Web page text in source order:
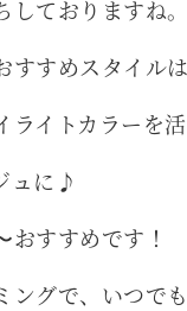
しておりますね。
すすめスタイルは
ライトカラーを
ュに♪
おすすめです！
ングで、いつで